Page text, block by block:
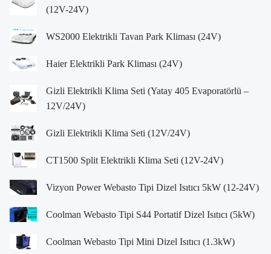
(12V-24V)
WS2000 Elektrikli Tavan Park Kliması (24V)
Haier Elektrikli Park Kliması (24V)
Gizli Elektrikli Klima Seti (Yatay 405 Evaporatörlü –
12V/24V)
Gizli Elektrikli Klima Seti (12V/24V)
CT1500 Split Elektrikli Klima Seti (12V-24V)
Vizyon Power Webasto Tipi Dizel Isıtıcı 5kW (12-24V)
Coolman Webasto Tipi S44 Portatif Dizel Isıtıcı (5kW)
Coolman Webasto Tipi Mini Dizel Isıtıcı (1.3kW)